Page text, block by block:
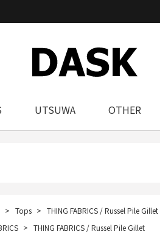
UTSUWA OTHER
Tops
THING FABRICS / Russel Pile Gillet
THING FABRICS / Russel Pile Gillet